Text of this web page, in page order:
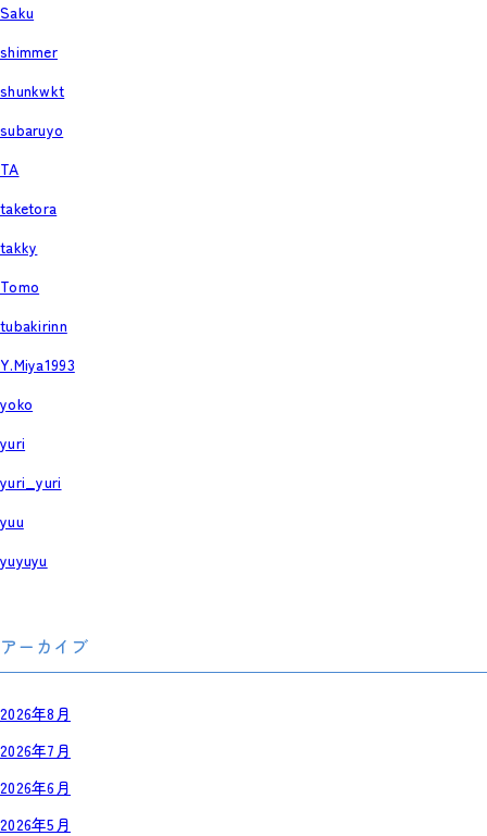
Saku
shimmer
shunkwkt
subaruyo
TA
taketora
takky
Tomo
tubakirinn
Y.Miya1993
yoko
yuri
yuri_yuri
yuu
yuyuyu
アーカイブ
2026年8月
2026年7月
2026年6月
2026年5月